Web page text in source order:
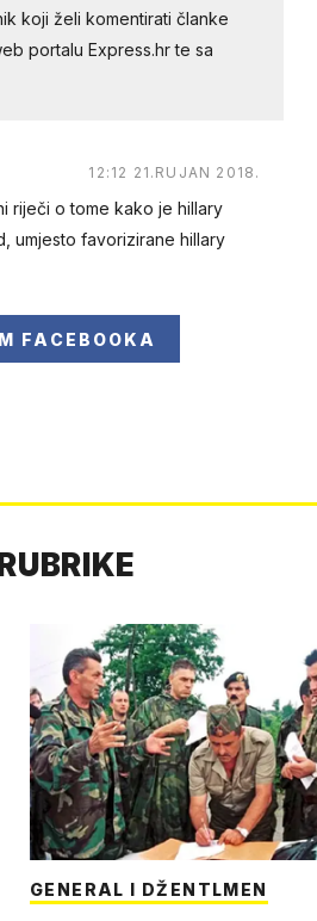
koji želi komentirati članke
portalu Express.hr te sa
12:12 21.RUJAN 2018.
riječi o tome kako je hillary
umjesto favorizirane hillary
FACEBOOKA
GENERAL I DŽENTLMEN